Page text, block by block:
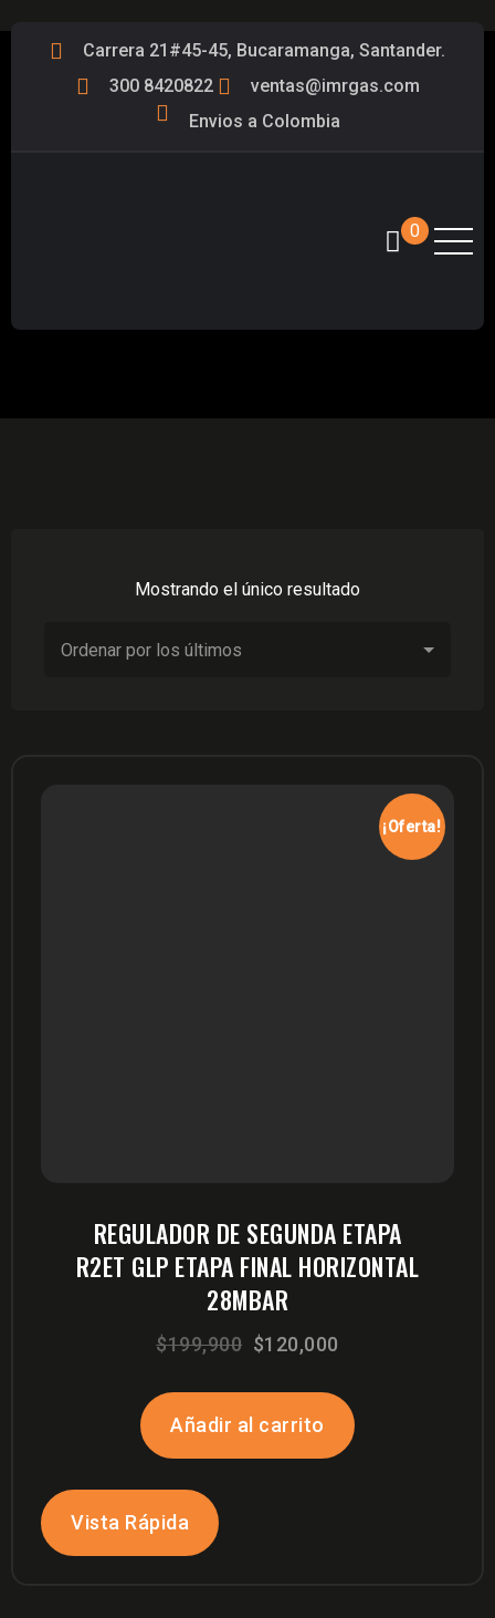
Carrera 21#45-45, Bucaramanga, Santander.
300 8420822
ventas@imrgas.com
Envios a Colombia
0
Mostrando el único resultado
¡Oferta!
REGULADOR DE SEGUNDA ETAPA
R2ET GLP ETAPA FINAL HORIZONTAL
28MBAR
$199,900 El
original
$120,000
actual
es:
Añadir al carrito
Vista Rápida